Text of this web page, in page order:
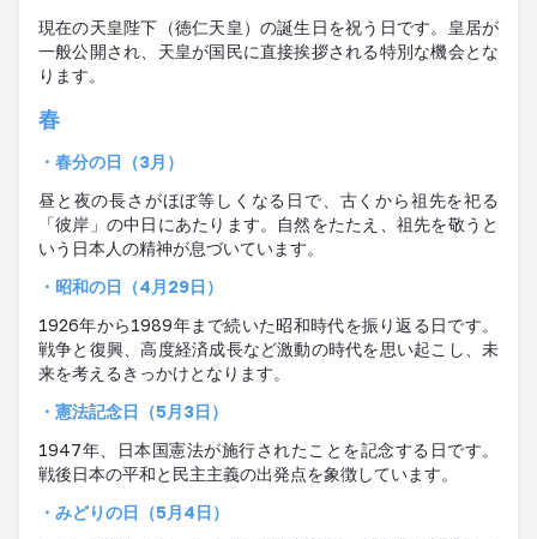
現在の天皇陛下（徳仁天皇）の誕生日を祝う日です。皇居が
一般公開され、天皇が国民に直接挨拶される特別な機会とな
ります。
春
・春分の日（3月）
昼と夜の長さがほぼ等しくなる日で、古くから祖先を祀る
「彼岸」の中日にあたります。自然をたたえ、祖先を敬うと
いう日本人の精神が息づいています。
・昭和の日（4 月29日）
1926年から1989年まで続いた昭和時代を振り返る日です。
戦争と復興、高度経済成長など激動の時代を思い起こし、未
来を考えるきっかけとなります。
・憲法記念日（5月3日）
1947年、日本国憲法が施行されたことを記念する日です。
戦後日本の平和と民主主義の出発点を象徴しています。
・みどりの日（5月4日）